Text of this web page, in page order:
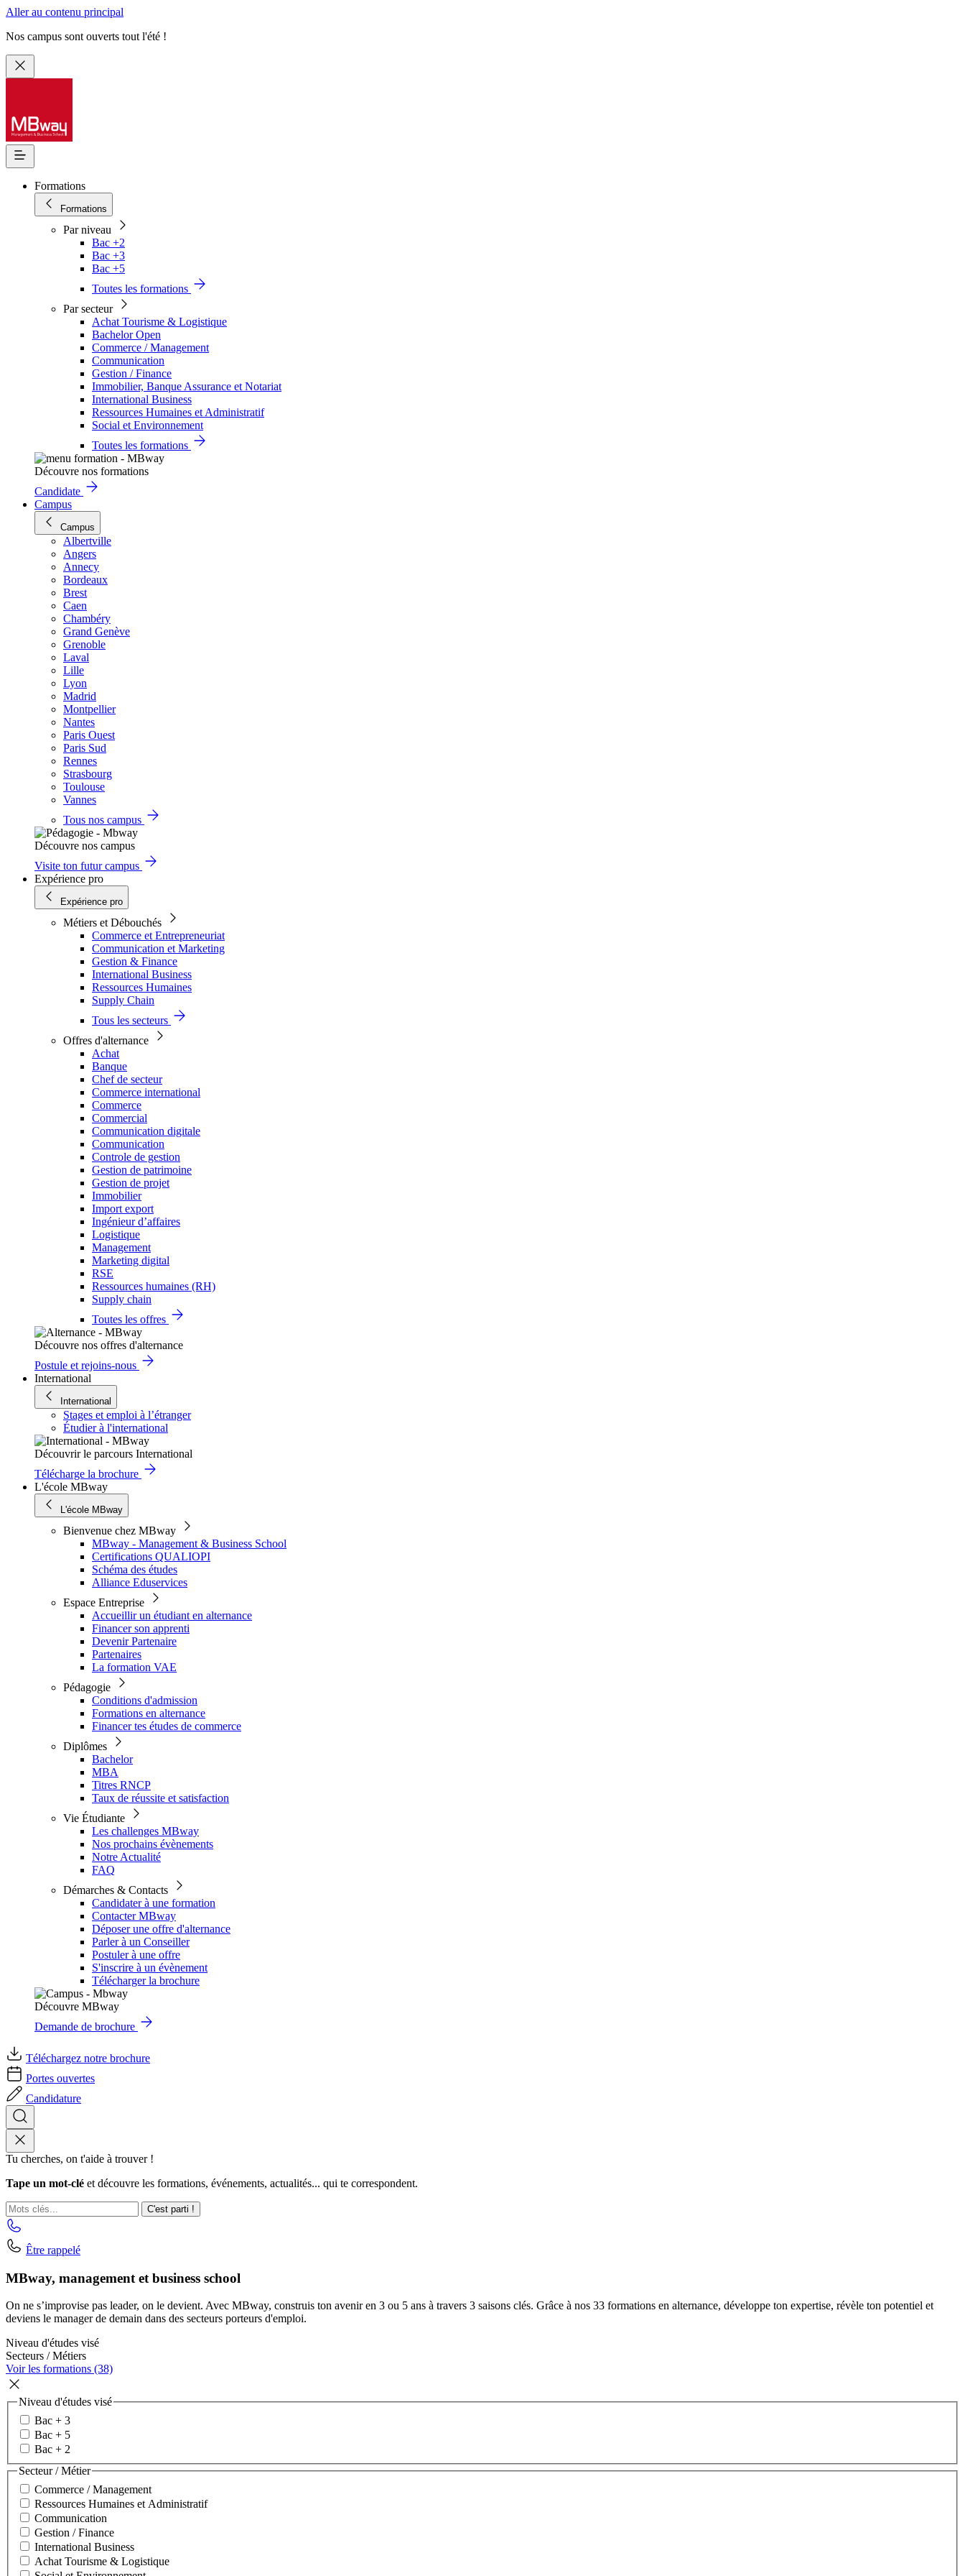
Aller au contenu principal
Nos campus sont ouverts tout l'été !
Formations
Formations
Par niveau
Bac +2
Bac +3
Bac +5
Toutes les formations
Par secteur
Achat Tourisme & Logistique
Bachelor Open
Commerce / Management
Communication
Gestion / Finance
Immobilier, Banque Assurance et Notariat
International Business
Ressources Humaines et Administratif
Social et Environnement
Toutes les formations
Découvre nos formations
Candidate
Campus
Campus
Albertville
Angers
Annecy
Bordeaux
Brest
Caen
Chambéry
Grand Genève
Grenoble
Laval
Lille
Lyon
Madrid
Montpellier
Nantes
Paris Ouest
Paris Sud
Rennes
Strasbourg
Toulouse
Vannes
Tous nos campus
Découvre nos campus
Visite ton futur campus
Expérience pro
Expérience pro
Métiers et Débouchés
Commerce et Entrepreneuriat
Communication et Marketing
Gestion & Finance
International Business
Ressources Humaines
Supply Chain
Tous les secteurs
Offres d'alternance
Achat
Banque
Chef de secteur
Commerce international
Commerce
Commercial
Communication digitale
Communication
Controle de gestion
Gestion de patrimoine
Gestion de projet
Immobilier
Import export
Ingénieur d’affaires
Logistique
Management
Marketing digital
RSE
Ressources humaines (RH)
Supply chain
Toutes les offres
Découvre nos offres d'alternance
Postule et rejoins-nous
International
International
Stages et emploi à l’étranger
Étudier à l'international
Découvrir le parcours International
Télécharge la brochure
L'école MBway
L'école MBway
Bienvenue chez MBway
MBway - Management & Business School
Certifications QUALIOPI
Schéma des études
Alliance Eduservices
Espace Entreprise
Accueillir un étudiant en alternance
Financer son apprenti
Devenir Partenaire
Partenaires
La formation VAE
Pédagogie
Conditions d'admission
Formations en alternance
Financer tes études de commerce
Diplômes
Bachelor
MBA
Titres RNCP
Taux de réussite et satisfaction
Vie Étudiante
Les challenges MBway
Nos prochains évènements
Notre Actualité
FAQ
Démarches & Contacts
Candidater à une formation
Contacter MBway
Déposer une offre d'alternance
Parler à un Conseiller
Postuler à une offre
S'inscrire à un évènement
Télécharger la brochure
Découvre MBway
Demande de brochure
Téléchargez notre brochure
Portes ouvertes
Candidature
Tu cherches, on t'aide à trouver !
Tape un mot-clé et découvre les formations, événements, actualités... qui te correspondent.
C'est parti !
Être rappelé
MBway, management et business school
On ne s’improvise pas leader, on le devient. Avec MBway, construis ton avenir en 3 ou 5 ans à travers 3 saisons clés. Grâce à nos 33 formations en alternance, développe ton expertise, révèle ton potentiel et
deviens le manager de demain dans des secteurs porteurs d'emploi.
Niveau d'études visé
Secteurs / Métiers
Voir les formations (38)
Niveau d'études visé
Bac + 3
Bac + 5
Bac + 2
Secteur / Métier
Commerce / Management
Ressources Humaines et Administratif
Communication
Gestion / Finance
International Business
Achat Tourisme & Logistique